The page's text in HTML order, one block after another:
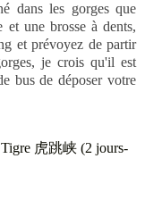
dans les gorges que
et une brosse à dents,
et prévoyez de partir
je crois qu'il est
bus de déposer votre